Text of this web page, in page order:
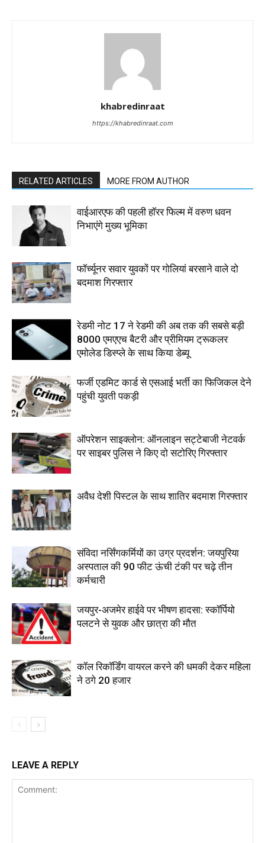
khabredinraat
https://khabredinraat.com
RELATED ARTICLES MORE FROM AUTHOR
वाईआरएफ की पहली हॉरर फिल्म में वरुण धवन
निभाएंगे मुख्य भूमिका
फॉर्च्यूनर सवार युवकों पर गोलियां बरसाने वाले दो
बदमाश गिरफ्तार
रेडमी नोट 17 ने रेडमी की अब तक की सबसे बड़ी
8000 एमएएच बैटरी और प्रीमियम ट्रूकलर
एमोलेड डिस्प्ले के साथ किया डेब्यू
फर्जी एडमिट कार्ड से एसआई भर्ती का फिजिकल देने
पहुंची युवती पकड़ी
ऑपरेशन साइक्लोन: ऑनलाइन सट्टेबाजी नेटवर्क
पर साइबर पुलिस ने किए दो सटोरिए गिरफ्तार
अवैध देशी पिस्टल के साथ शातिर बदमाश गिरफ्तार
संविदा नर्सिंगकर्मियों का उग्र प्रदर्शन: जयपुरिया
अस्पताल की 90 फीट ऊंची टंकी पर चढ़े तीन
कर्मचारी
जयपुर-अजमेर हाईवे पर भीषण हादसा: स्कॉर्पियो
पलटने से युवक और छात्रा की मौत
कॉल रिकॉर्डिंग वायरल करने की धमकी देकर महिला
ने ठगे 20 हजार
LEAVE A REPLY